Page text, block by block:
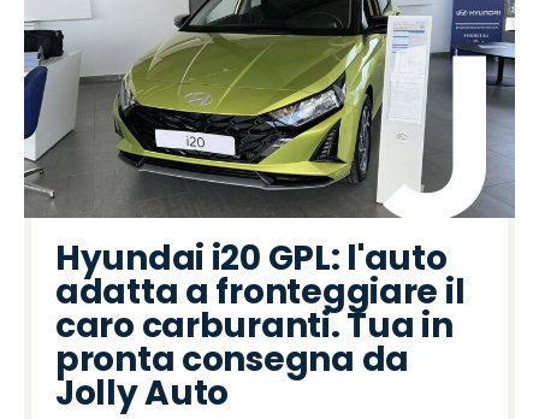
Hyundai i20 GPL: l'auto
adatta a fronteggiare il
caro carburanti. Tua in
pronta consegna da
Jolly Auto